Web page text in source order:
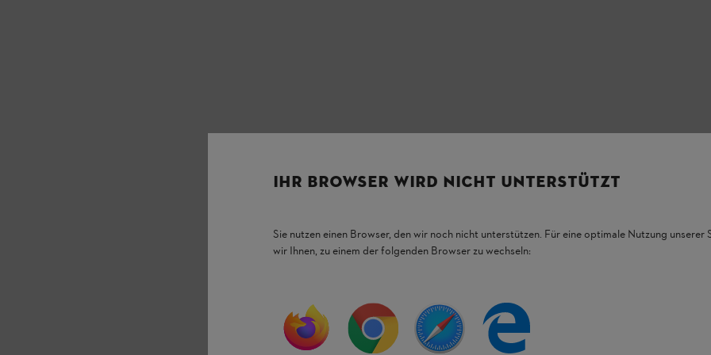
IHR BROWSER WIRD NICHT UNTERSTÜTZT
Sie nutzen einen Browser, den wir noch nicht unterstützen. Für eine optimale Nutzung unserer
wir Ihnen, zu einem der folgenden Browser zu wechseln: